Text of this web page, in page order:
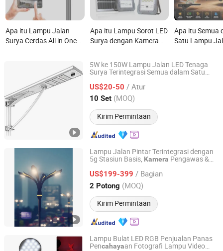
Apa itu Lampu Jalan
Surya Cerdas All in One
Apa itu Lampu Sorot LED
Surya dengan Kamera
Apa itu Semua
Satu Lampu
Reflektor
Lampu Jalan
5W ke 150W Lampu Jalan LED Tenaga
Surya Terintegrasi Semua dalam Satu
US$20-50 / Atur
10 Set (MOQ)
Kirim Permintaan
Yangzhou HePu Lighting Technology Co., Ltd.
Jiangsu, China Harga mulai 2020
Lampu Jalan Pintar Terintegrasi dengan
5g Stasiun Basis, Kamera Pengawas &
untuk Jalan Kota
US$199-399 / Bagian
2 Potong (MOQ)
Kirim Permintaan
Zhongjing Rongguang New Energy Jiangsu Co., Ltd.
Jiangsu, China Harga mulai 2025
Lampu Bulat LED RGB Penjualan Panas
Pencahayaan Fotografi Lampu Video